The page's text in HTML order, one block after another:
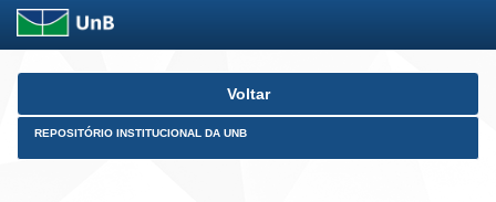
Skip
Voltar
REPOSITÓRIO INSTITUCIONAL DA UNB